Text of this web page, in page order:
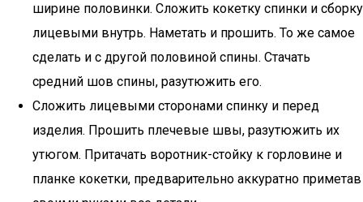
ширине половинки. Сложить кокетку спинки и сборку
лицевыми внутрь. Наметать и прошить. То же самое
сделать и с другой половиной спины. Стачать
средний шов спины, разутюжить его.
Сложить лицевыми сторонами спинку и перед
изделия. Прошить плечевые швы, разутюжить их
утюгом. Притачать воротник-стойку к горловине и
планке кокетки, предварительно аккуратно приметав